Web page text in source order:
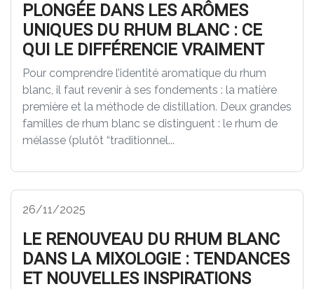
PLONGÉE DANS LES ARÔMES
UNIQUES DU RHUM BLANC : CE
QUI LE DIFFÉRENCIE VRAIMENT
Pour comprendre l’identité aromatique du rhum
blanc, il faut revenir à ses fondements : la matière
première et la méthode de distillation. Deux grandes
familles de rhum blanc se distinguent : le rhum de
mélasse (plutôt “traditionnel...
26/11/2025
LE RENOUVEAU DU RHUM BLANC
DANS LA MIXOLOGIE : TENDANCES
ET NOUVELLES INSPIRATIONS